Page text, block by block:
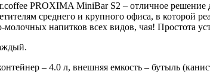
PROXIMA MiniBar S2 – отличное
среднего и крупного офиса, в которой
напитков всех видов, чая! Простота
– 4.0 л, внешняя емкость – бутыль